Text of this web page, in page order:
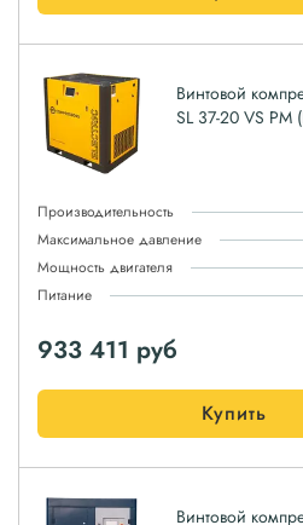
Винтовой
SL 37-20 VS PM
Производительность
Максимальное давление
Мощность двигателя
Питание
933 411 руб
Купить
Винтовой